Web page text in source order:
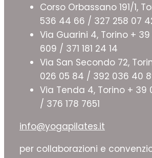
Corso Orbassano 191/1,
536 44 66 / 327 258 07
Via Guarini 4, Torino + 39
609 / 371 181 24 14
Via San Secondo 72,
026 05 84 / 392 036 40
Via Tenda 4, Torino + 39
/ 376 178 7651
info@yogapilates.it
per collaborazioni e